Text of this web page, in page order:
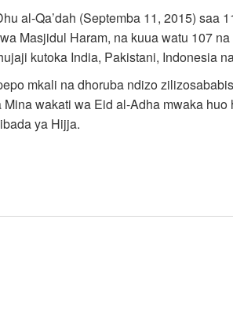
al-Qa’dah (Septemba 11, 2015) saa
Masjidul Haram, na kuua watu 107
kutoka India, Pakistani, Indonesia
mkali na dhoruba ndizo
wakati wa Eid al-Adha mwaka huo
ya Hijja.